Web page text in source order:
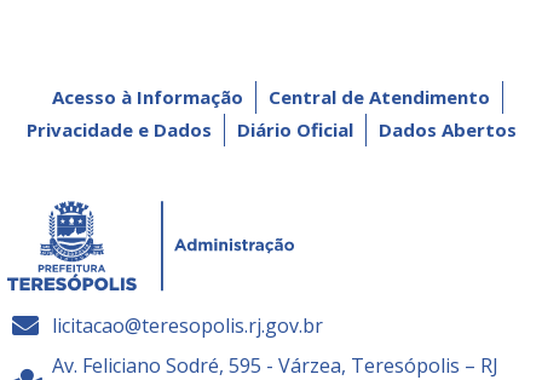
Acesso à Informação
Central de Atendimento
Privacidade e Dados
Diário Oficial Dados Abertos
licitacao@teresopolis.rj.gov.br
Av. Feliciano Sodré, 595 - Várzea, Teresópolis – RJ